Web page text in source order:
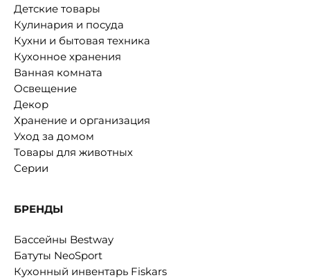
Детские товары
Кулинария и посуда
Кухни и бытовая техника
Кухонное хранения
Ванная комната
Освещение
Декор
Хранение и организация
Уход за домом
Товары для животных
Серии
БРЕНДЫ
Бассейны Bestway
Батуты NeoSport
Кухонный инвентарь Fiskars